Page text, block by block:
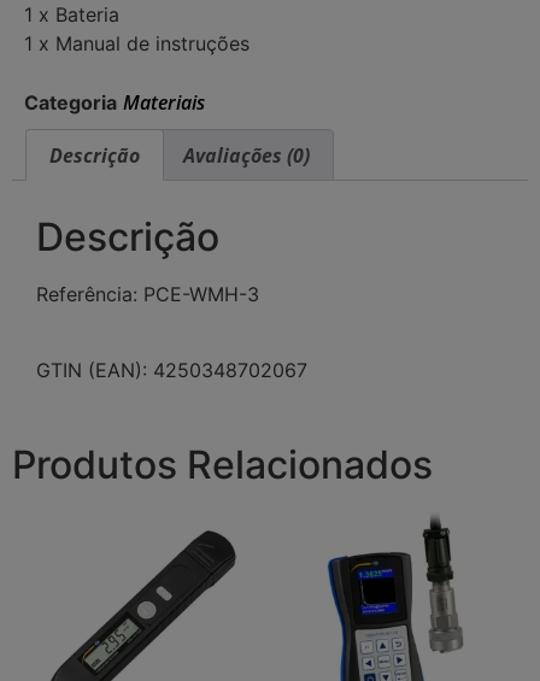
1 x Bateria
1 x Manual de instruções
Categoria Materiais
Descrição
Avaliações (0)
Descrição
Referência: PCE-WMH-3
GTIN (EAN): 4250348702067
Produtos Relacionados